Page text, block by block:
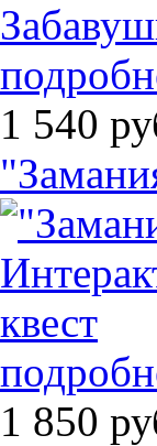
1 540
1 850